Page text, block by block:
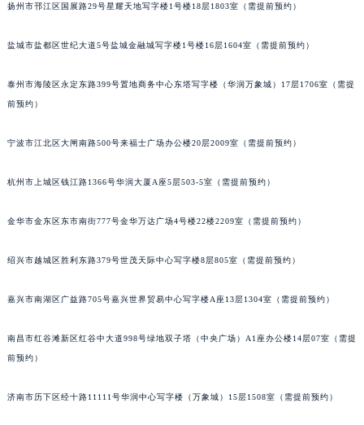
扬州市邗江区国展路29号星耀天地写字楼1号楼18层1803室（需提前预约）
盐城市盐都区世纪大道5号盐城金融城写字楼1号楼16层1604室（需提前预约）
泰州市海陵区永定东路399号置地商务中心东塔写字楼（华润万象城）17层1706室（需提
前预约）
宁波市江北区大闸南路500号来福士广场办公楼20层2009室（需提前预约）
杭州市上城区钱江路1366号华润大厦A座5层503-5室（需提前预约）
金华市金东区东市南街777号金华万达广场4号楼22楼2209室（需提前预约）
绍兴市越城区胜利东路379号世茂天际中心写字楼8层805室（需提前预约）
嘉兴市南湖区广益路705号嘉兴世界贸易中心写字楼A座13层1304室（需提前预约）
南昌市红谷滩新区红谷中大道998号绿地双子塔（中央广场）A1座办公楼14层07室（需提
前预约）
济南市历下区经十路11111号华润中心写字楼（万象城）15层1508室（需提前预约）